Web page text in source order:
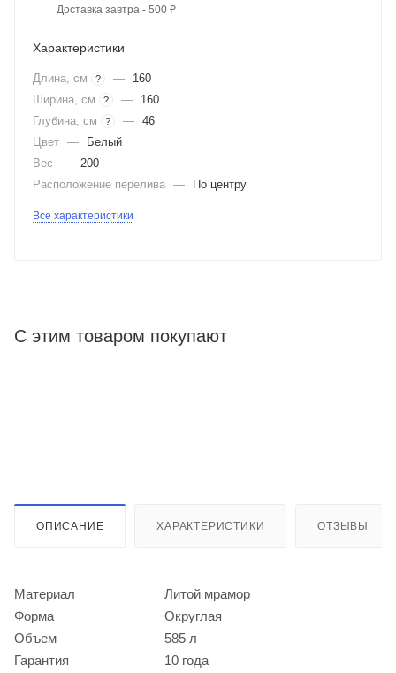
Доставка завтра - 500 ₽
Характеристики
Длина, см ? —
160
Ширина, см
? —
160
Глубина, см
? — 46
Цвет —
Белый
Вес
— 200
Расположение перелива — По центру
Все характеристики
С этим товаром покупают
ОПИСАНИЕ ХАРАКТЕРИСТИКИ ОТЗЫВЫ
Материал
Литой мрамор
Форма
Округлая
Объем
585 л
Гарантия
10 года